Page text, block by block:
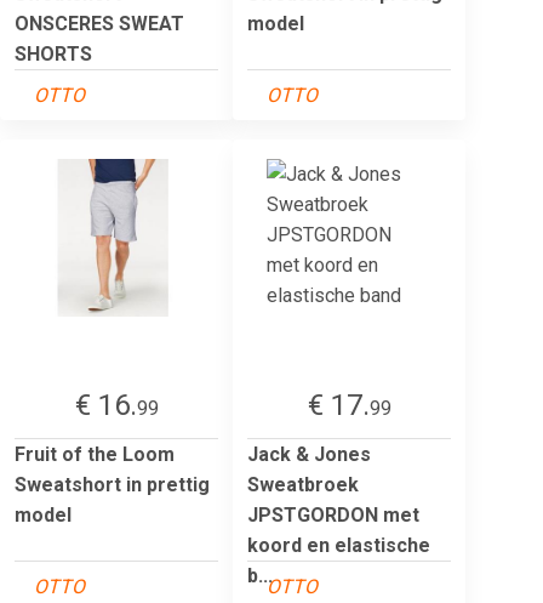
ONSCERES SWEAT
SHORTS
OTTO
model
OTTO
€ 16.99
Fruit of the Loom
Sweatshort in prettig
model
OTTO
€ 17.99
Jack & Jones
Sweatbroek
JPSTGORDON met
koord en elastische
b...OTTO